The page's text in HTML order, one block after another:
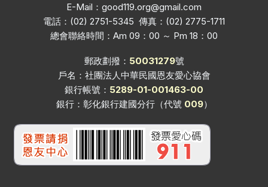
E-Mail： good119.org@gmail.com
電話：(02) 2751-5345 傳真：(02) 2775-1711
總會聯絡時間：Am 09：00 ～ Pm 18：00
郵政劃撥： 50031279號
戶名：社團法人中華民國恩友愛心協會
銀行帳號： 5289-01-001463-00
銀行：彰化銀行建國分行（代號 009）